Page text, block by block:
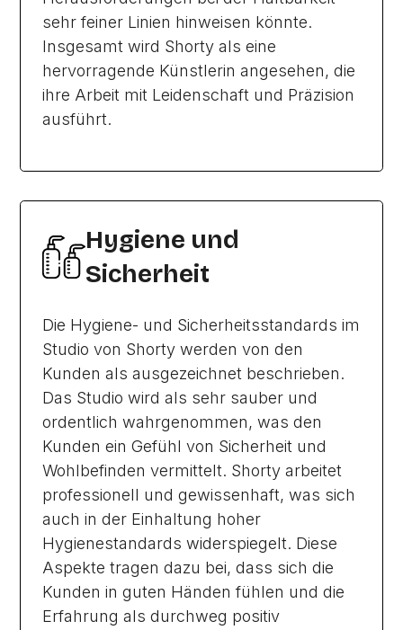
sehr feiner Linien hinweisen könnte.
Insgesamt wird Shorty als eine
hervorragende Künstlerin angesehen, die
ihre Arbeit mit Leidenschaft und Präzision
ausführt.
Hygiene und
Sicherheit
Die Hygiene- und Sicherheitsstandards im
Studio von Shorty werden von den
Kunden als ausgezeichnet beschrieben.
Das Studio wird als sehr sauber und
ordentlich wahrgenommen, was den
Kunden ein Gefühl von Sicherheit und
Wohlbefinden vermittelt. Shorty arbeitet
professionell und gewissenhaft, was sich
auch in der Einhaltung hoher
Hygienestandards widerspiegelt. Diese
Aspekte tragen dazu bei, dass sich die
Kunden in guten Händen fühlen und die
Erfahrung als durchweg positiv